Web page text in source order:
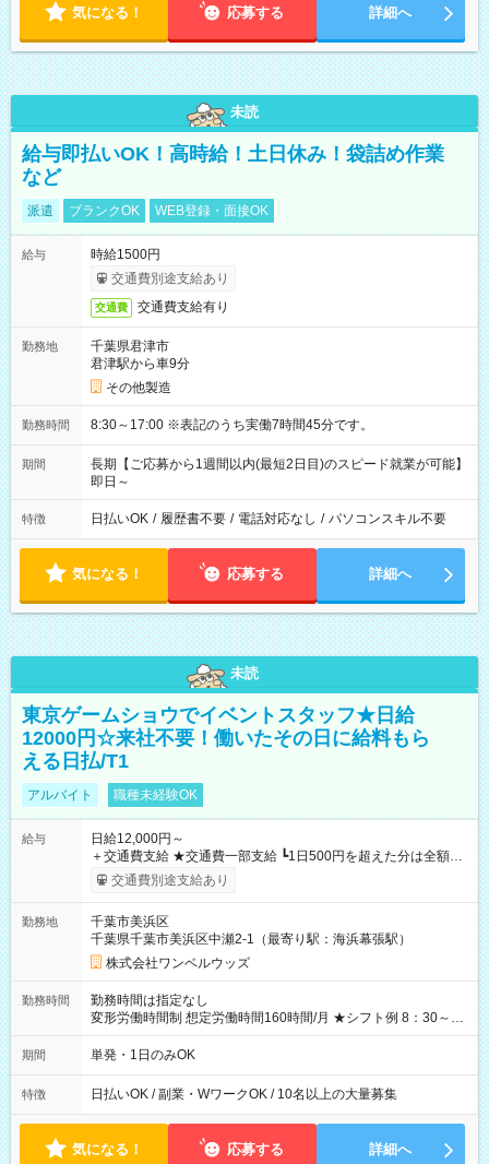
気になる！ 応募する 詳細へ
未読
給与即払いOK！高時給！土日休み！袋詰め作業
など
派遣 ブランクOK WEB登録・面接OK
給与
時給1500円
交通費別途支給あり
交通費 交通費支給有り
勤務地
千葉県君津市
君津駅から車9分
その他製造
勤務時間 8:30～17:00 ※表記のうち実働7時間45分です。
期間
長期【ご応募から1週間以内(最短2日目)のスピード就業が可能】
即日～
特徴 日払いOK / 履歴書不要 / 電話対応なし / パソコンスキル不要
気になる！ 応募する 詳細へ
未読
東京ゲームショウでイベントスタッフ★日給
12000円☆来社不要！働いたその日に給料もら
える日払/T1
アルバイト 職種未経験OK
給与
日給12,000円～
＋交通費支給 ★交通費一部支給 ┗1日500円を超えた分は全額支
給！ ※往復500円以内の方は自己負担となります ★日払いOK！
（規定あり） ┗働いたその日に現金GET♪ お仕事後はコンビニ
なし
交通費別途支給あり
勤務地
千葉市美浜区
千葉県千葉市美浜区中瀬2-1（最寄り駅：海浜幕張駅）
株式会社ワンベルウッズ
勤務時間
勤務時間は指定なし
変形労働時間制 想定労働時間160時間/月 ★シフト例 8：30～
19：00
期間 単発・1日のみOK
特徴 日払いOK / 副業・WワークOK / 10名以上の大量募集
気になる！ 応募する 詳細へ